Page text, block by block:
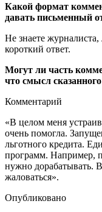
Какой формат
давать письменный
Не знаете
короткий ответ.
Могут ли часть
что смысл
Комментарий
«В целом меня
очень помогла.
льготного кредита.
программ. Например,
нужно дорабатывать.
жаловаться».
Опубликовано